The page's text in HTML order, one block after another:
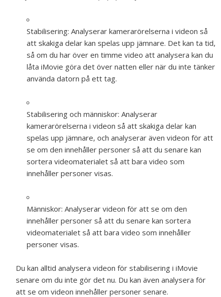
Stabilisering: Analyserar kamerarörelserna i videon så
att skakiga delar kan spelas upp jämnare. Det kan ta tid,
så om du har över en timme video att analysera kan du
låta iMovie göra det över natten eller när du inte tänker
använda datorn på ett tag.
Stabilisering och människor: Analyserar
kamerarörelserna i videon så att skakiga delar kan
spelas upp jämnare, och analyserar även videon för att
se om den innehåller personer så att du senare kan
sortera videomaterialet så att bara video som
innehåller personer visas.
Människor: Analyserar videon för att se om den
innehåller personer så att du senare kan sortera
videomaterialet så att bara video som innehåller
personer visas.
Du kan alltid analysera videon för stabilisering i iMovie
senare om du inte gör det nu. Du kan även analysera för
att se om videon innehåller personer senare.